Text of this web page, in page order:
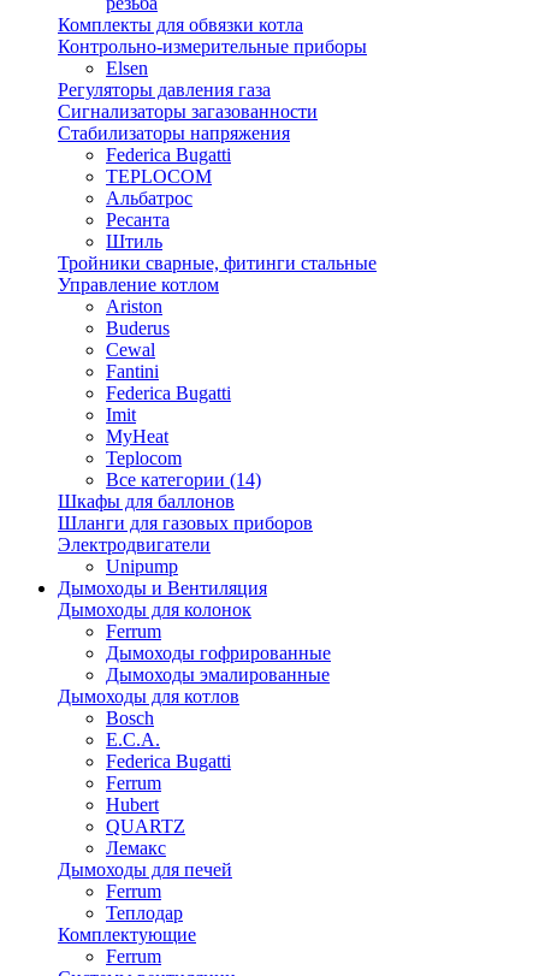
Комплекты для обвязки котла
Контрольно-измерительные приборы
Elsen
Регуляторы давления газа
Сигнализаторы загазованности
Стабилизаторы напряжения
Federica Bugatti
TEPLOCOM
Альбатрос
Ресанта
Штиль
Тройники сварные, фитинги стальные
Управление котлом
Ariston
Buderus
Cewal
Fantini
Federica Bugatti
Imit
MyHeat
Teplocom
Все категории (14)
Шкафы для баллонов
Шланги для газовых приборов
Электродвигатели
Unipump
Дымоходы и Вентиляция
Дымоходы для колонок
Ferrum
Дымоходы гофрированные
Дымоходы эмалированные
Дымоходы для котлов
Bosch
E.C.A.
Federica Bugatti
Ferrum
Hubert
QUARTZ
Лемакс
Дымоходы для печей
Ferrum
Теплодар
Комплектующие
Ferrum